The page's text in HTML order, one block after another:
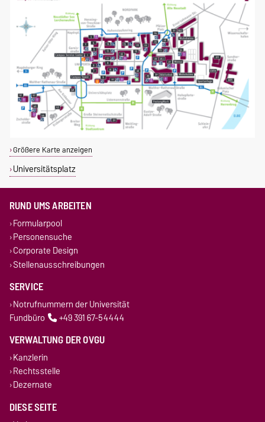
Größere Karte anzeigen
Universitätsplatz
RUND UMS ARBEITEN
Formularpool
Personensuche
Corporate Design
Stellenausschreibungen
SERVICE
Notrufnummern der Universität
Fundbüro
+49 391 67-54444
VERWALTUNG DER OVGU
Kanzlerin
Rechtsstelle
Dezernate
DIESE SEITE